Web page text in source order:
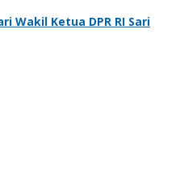
Wakil Ketua DPR RI Sari